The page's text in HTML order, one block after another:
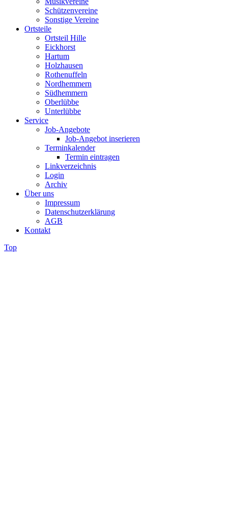
Schützenvereine
Sonstige Vereine
Ortsteile
Ortsteil Hille
Eickhorst
Hartum
Holzhausen
Rothenuffeln
Nordhemmern
Südhemmern
Oberlübbe
Unterlübbe
Service
Job-Angebote
Job-Angebot inserieren
Terminkalender
Termin eintragen
Linkverzeichnis
Login
Archiv
Über uns
Impressum
Datenschutzerklärung
AGB
Kontakt
Top